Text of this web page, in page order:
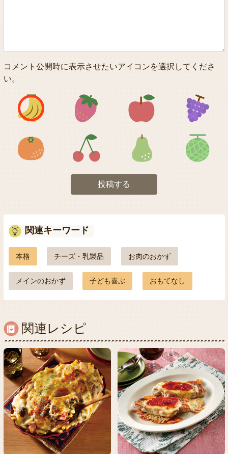
コメント公開時に表示させたいアイコンを選択してくださ
い。
アイコン1 アイコン2 アイコン3
アイコン5 アイコン6 アイコン7
投稿する
関連キーワード
本格 チーズ・乳製品 お肉のおかず
メインのおかず 子ども喜ぶ おもてなし
関連レシピ